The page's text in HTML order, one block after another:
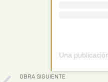
OBRA SIGUIENTE